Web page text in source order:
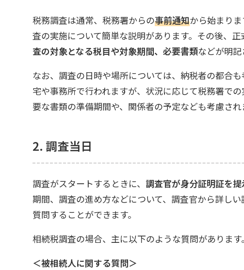
税務調査は通常、税務署からの事前通知から始まり
査の実施について簡単な説明があります。その後、正
査の対象となる税目や対象期間、必要書類などが明記
なお、調査の日時や場所については、納税者の都合
宅や事務所で行われますが、状況に応じて税務署で
要な書類の準備期間や、関係者の予定なども考慮され
2. 調査当日
調査がスタートするときに、 調査官が身分証明証を提
期間、調査の進め方などについて、調査官から詳し
質問することができます。
相続税調査の場合、主に以下のような質問があります。
＜被相続人に関する質問＞